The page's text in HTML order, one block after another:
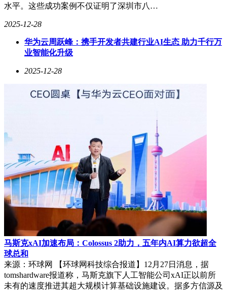
水平。这些成功案例不仅证明了深圳市八…
2025-12-28
华为云周跃峰：携手开发者共建行业AI生态 助力千行万
业智能化升级
2025-12-28
马斯克xAI加速布局：Colossus 2助力，五年内AI算力欲超全
球总和
来源：环球网 【环球网科技综合报道】12月27日消息，据
tomshardware报道称，马斯克旗下人工智能公司xAI正以前所
未有的速度推进其超大规模计算基础设施建设。据多方信源及